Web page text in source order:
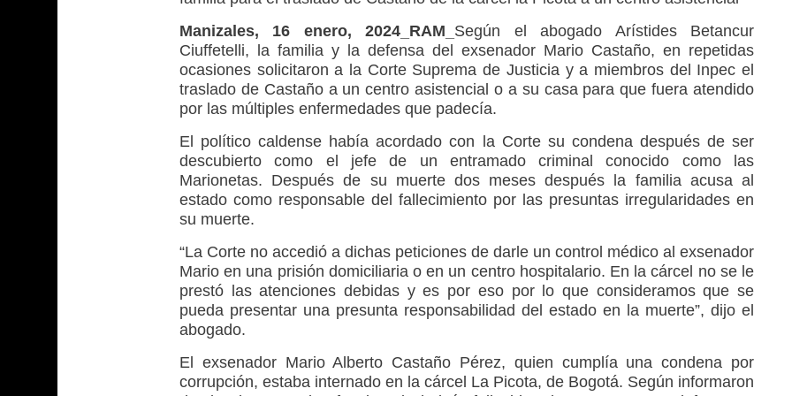
Manizales, 16 enero, 2024_RAM_ Según el abogado Arístides Betancur
Ciuffetelli, la familia y la defensa del exsenador Mario Castaño, en repetidas
ocasiones solicitaron a la Corte Suprema de Justicia y a miembros del Inpec el
traslado de Castaño a un centro asistencial o a su casa para que fuera atendido
por las múltiples enfermedades que padecía.
El político caldense había acordado con la Corte su condena después de ser
descubierto como el jefe de un entramado criminal conocido como las
Marionetas. Después de su muerte dos meses después la familia acusa al
estado como responsable del fallecimiento por las presuntas irregularidades en
su muerte.
“La Corte no accedió a dichas peticiones de darle un control médico al exsenador
Mario en una prisión domiciliaria o en un centro hospitalario. En la cárcel no se le
prestó las atenciones debidas y es por eso por lo que consideramos que se
pueda presentar una presunta responsabilidad del estado en la muerte”, dijo el
abogado.
El exsenador Mario Alberto Castaño Pérez, quien cumplía una condena por
corrupción, estaba internado en la cárcel La Picota, de Bogotá. Según informaron